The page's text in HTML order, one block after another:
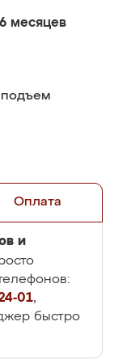
месяцев
подъем
Оплата
и
01,
быстро